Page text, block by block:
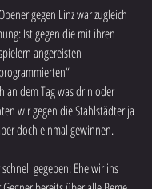
gegen Linz war zugleich
Ist gegen die mit ihren
angereisten
an dem Tag was drin oder
wir gegen die Stahlstädter ja
doch einmal gewinnen.
gegeben: Ehe wir ins